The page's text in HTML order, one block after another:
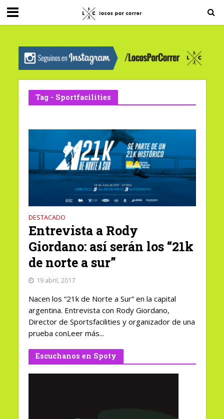
G-0X2PD3RFLV
Tag - Sportfacilities
DESTACADO
Entrevista a Rody
Giordano: así serán los “21k
de norte a sur”
19 abril, 2017
Nacen los “21k de Norte a Sur” en la capital
argentina. Entrevista con Rody Giordano,
Director de Sportsfacilities y organizador de una
prueba conLeer más...
Escuchanos en Spoty